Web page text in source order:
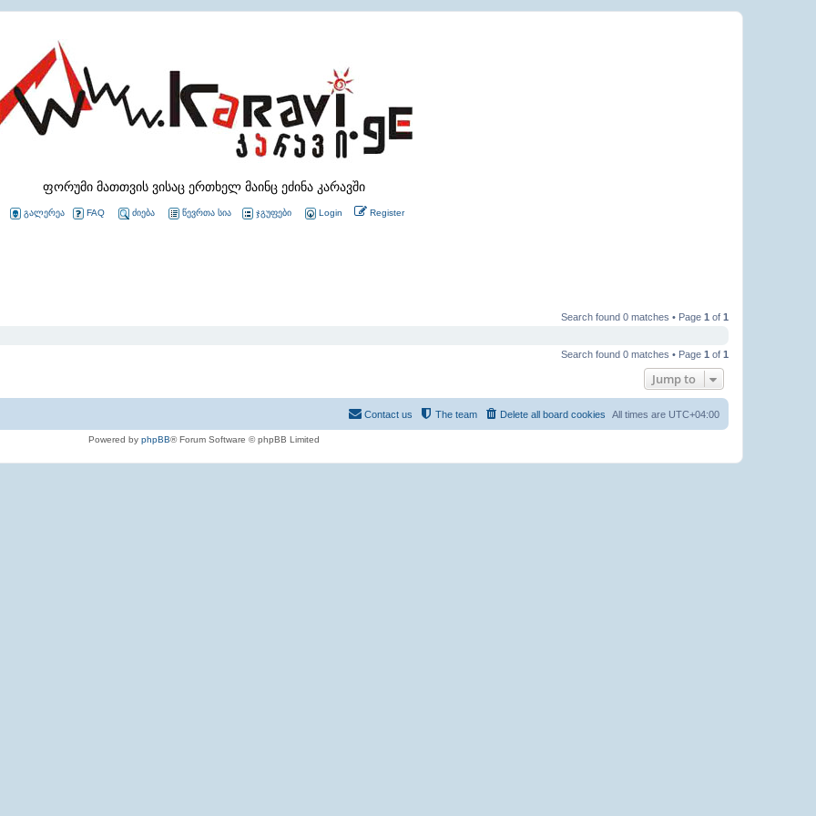
ფორუმი მათთვის ვისაც ერთხელ მაინც ეძინა კარავში
გალერეა FAQ ძიება წევრთა სია ჯგუფები Login Register
Search found 0 matches • Page 1 of 1
Search found 0 matches • Page 1 of 1
Jump to
All times are UTC+04:00
Delete all board cookies
The team
Contact us
Powered by phpBB® Forum Software © phpBB Limited